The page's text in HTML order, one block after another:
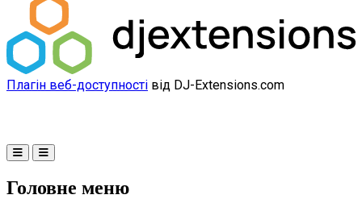
Плагін веб-доступності від DJ-Extensions.com
Головне меню